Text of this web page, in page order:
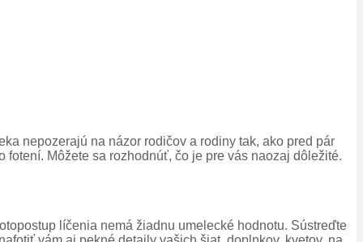
nepozerajú na názor rodičov a rodiny tak, ako pred pár
Môžete sa rozhodnúť, čo je pre vás naozaj dôležité.
líčenia nemá žiadnu umelecké hodnotu. Sústreďte